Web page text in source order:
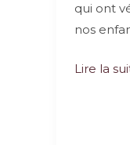
qui ont
nos
J’ai
Lire la